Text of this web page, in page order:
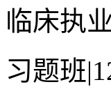
临床执
习题班|